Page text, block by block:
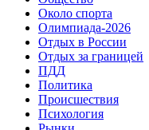
Около спорта
Олимпиада-2026
Отдых в России
Отдых за границей
ПДД
Политика
Происшествия
Психология